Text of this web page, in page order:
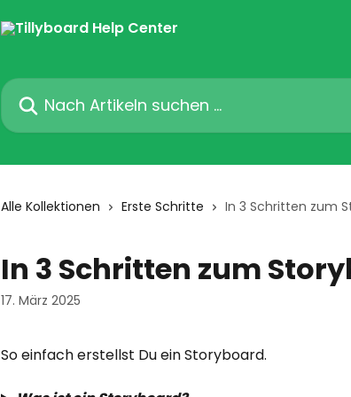
Nach Artikeln suchen …
Alle Kollektionen Erste Schritte In 3 Schritten zum
In 3 Schritten zum
17. März 2025
So einfach erstellst Du ein Storyboard.